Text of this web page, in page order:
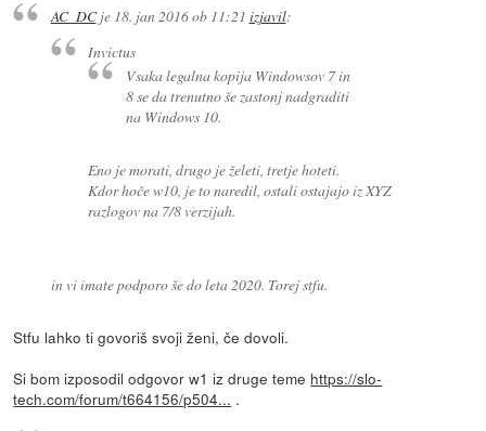
AC_DCje 18. jan 2016 ob 11:21 izjavil:
Invictus
Vsaka legalna kopija Windowsov 7 in
8 se da trenutno še zastonj nadgraditi
na Windows 10.
Eno je morati, drugo je želeti, tretje hoteti.
Kdor hoče w10, je to naredil, ostali ostajajo iz XYZ
razlogov na 7/8 verzijah.
in vi imate podporo še do leta 2020. Torej stfu.
Stfu lahko ti govoriš svoji ženi, če dovoli.
Si bom izposodil odgovor w1 iz druge teme https://slo-
tech.com/forum/t664156/p504... .